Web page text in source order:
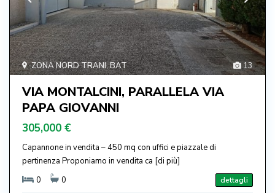
13
ZONA NORD TRANI,BAT
VIA MONTALCINI, PARALLELA VIA
PAPA GIOVANNI
305,000 €
Capannone in vendita – 450 mq con uffici e piazzale di
pertinenza Proponiamo in vendita ca [di più]
0
0 dettagli